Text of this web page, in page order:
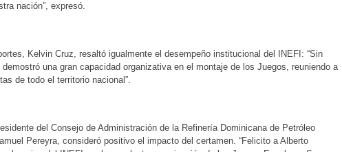
nación”, expresó.
Kelvin Cruz, resaltó igualmente el desempeño institucional del INEFI: “Sin
una gran capacidad organizativa en el montaje de los Juegos, reuniendo a
de todo el territorio nacional”.
del Consejo de Administración de la Refinería Dominicana de Petróleo
Pereyra, consideró positivo el impacto del certamen. “Felicito a Alberto